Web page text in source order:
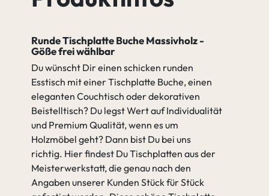
Buche Antik Buche Amara
gehen zu Spezifikation
Runde Tischplatte Buche Massivholz -
Göße frei wählbar
Du wünscht Dir einen schicken runden
Esstisch mit einer Tischplatte Buche, einen
eleganten Couchtisch oder dekorativen
Beistelltisch? Du legst Wert auf Individualität
und Premium Qualität, wenn es um
Holzmöbel geht? Dann bist Du bei uns
richtig. Hier findest Du Tischplatten aus der
Meisterwerkstatt, die genau nach den
Angaben unserer Kunden Stück für Stück